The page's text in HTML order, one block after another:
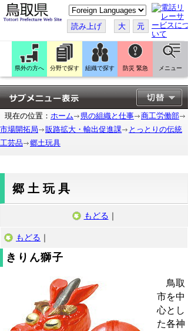
こ
の
ペ
ー
ジ
翻
訳
す
る
読み上げ 大 元
県外の方へ 分野で探す 組織で探す 防災 緊急 メニュー
現在の位置： ホーム 県の組織と仕事
商工労働部
市場開拓局
販路拡大・輸出促進課
とっとりの伝統
工芸品
郷土玩具
郷土玩具
もどる ｜
もどる ｜
きりん獅子
鳥取
市を中
心とし
た各神